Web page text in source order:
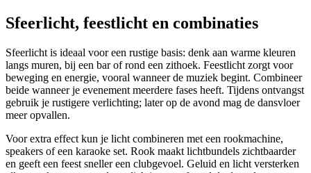
Sfeerlicht, feestlicht en combinaties
Sfeerlicht is ideaal voor een rustige basis: denk aan warme kleuren
langs muren, bij een bar of rond een zithoek. Feestlicht zorgt voor
beweging en energie, vooral wanneer de muziek begint. Combineer
beide wanneer je evenement meerdere fases heeft. Tijdens ontvangst
gebruik je rustigere verlichting; later op de avond mag de dansvloer
meer opvallen.
Voor extra effect kun je licht combineren met een rookmachine,
speakers of een karaoke set. Rook maakt lichtbundels zichtbaarder
en geeft een feest sneller een clubgevoel. Geluid en licht versterken